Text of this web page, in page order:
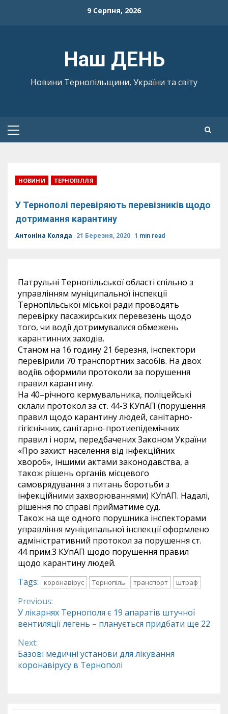
9 Серпня, 2026
Наш ДЕНЬ
Новини Тернопільщини, України та світу
Primary
НОВИНИ ТЕРНОПІЛЛЯ
У Тернополі перевіряють перевізників щодо
дотримання карантину
Антоніна Коляда 21 Березня, 2020 1 min read
Патрульні Тернопільської області спільно з
управлінням муніципальної інспекції
Тернопільської міської ради проводять
перевірку пасажирських перевезень щодо
того, чи водії дотримувалися обмежень
карантинних заходів.
Станом на 16 годину 21 березня, інспектори
перевірили 70 транспортних засобів. На двох
водіїв оформили протоколи за порушення
правил карантину.
На 40–річного кермувальника, поліцейські
склали протокол за ст. 44-3 КУпАП (порушення
правил щодо карантину людей, санітарно-
гігієнічних, санітарно-протиепідемічних
правил і норм, передбачених Законом України
«Про захист населення від інфекційних
хвороб», іншими актами законодавства, а
також рішень органів місцевого
самоврядування з питань боротьби з
інфекційними захворюваннями) КУпАП. Надалі,
рішення по справі прийматиме суд.
Також на ще одного порушника інспекторами
управління муніципальної інспекції оформлено
адміністративний протокол за порушення ст.
44 прим.3 КУпАП щодо порушення правил
щодо карантину людей.
Tags:
коронавірус Тернопіль транспорт штраф
Continue
Reading
Previous:
У лікарнях Тернополя є 19 апаратів штучної
вентиляції легень – планується придбати ще 22
Next:
Базові медичні установи для лікування
коронавірусу в Тернополі